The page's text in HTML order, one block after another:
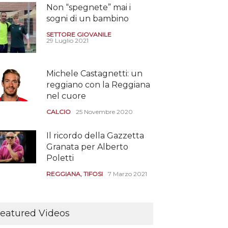
Non “spegnete” mai i
sogni di un bambino
SETTORE GIOVANILE
29 Luglio 2021
Michele Castagnetti: un
reggiano con la Reggiana
nel cuore
CALCIO 25 Novembre 2020
Il ricordo della Gazzetta
Granata per Alberto
Poletti
REGGIANA, TIFOSI 7 Marzo 2021
assistere agli allenamenti
Videos